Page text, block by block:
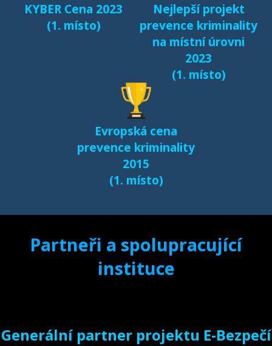
KYBER Cena 2023
(1. místo)
Nejlepší projekt
prevence kriminality
na místní úrovni
2023
(1. místo)
Evropská cena
prevence kriminality
2015
(1. místo)
Partneři a spolupracující
instituce
Generální partner projektu E-Bezpečí